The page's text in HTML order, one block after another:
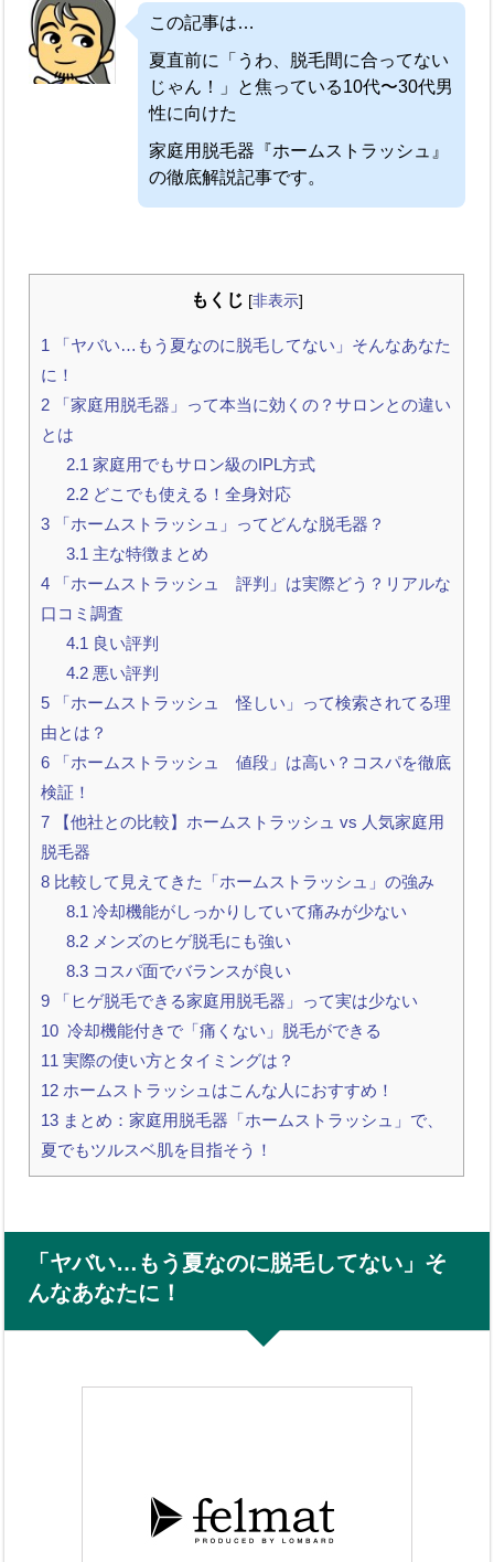
この記事は…
夏直前に「うわ、脱毛間に合ってない
じゃん！」と焦っている10代〜30代男
性に向けた
家庭用脱毛器『ホームストラッシュ』
の徹底解説記事です。
もくじ [非表示]
1 「ヤバい…もう夏なのに脱毛してない」そんなあなた
に！
2 「家庭用脱毛器」って本当に効くの？サロンとの違い
とは
2.1 家庭用でもサロン級のIPL方式
2.2 どこでも使える！全身対応
3 「ホームストラッシュ」ってどんな脱毛器？
3.1 主な特徴まとめ
4 「ホームストラッシュ 評判」は実際どう？リアルな
口コミ調査
4.1 良い評判
4.2 悪い評判
5 「ホームストラッシュ 怪しい」って検索されてる理
由とは？
6 「ホームストラッシュ 値段」は高い？コスパを徹底
検証！
7 【他社との比較】ホームストラッシュ vs 人気家庭用
脱毛器
8 比較して見えてきた「ホームストラッシュ」の強み
8.1 冷却機能がしっかりしていて痛みが少ない
8.2 メンズのヒゲ脱毛にも強い
8.3 コスパ面でバランスが良い
9 「ヒゲ脱毛できる家庭用脱毛器」って実は少ない
10 冷却機能付きで「痛くない」脱毛ができる
11 実際の使い方とタイミングは？
12 ホームストラッシュはこんな人におすすめ！
13 まとめ：家庭用脱毛器「ホームストラッシュ」で、
夏でもツルスベ肌を目指そう！
「ヤバい…もう夏なのに脱毛してない」そ
んなあなたに！